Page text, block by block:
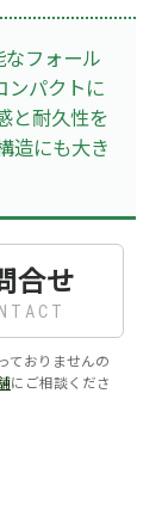
フォール
ンパクトに
と耐久性を
造にも大き
合せ
ておりませんの
にご相談くださ